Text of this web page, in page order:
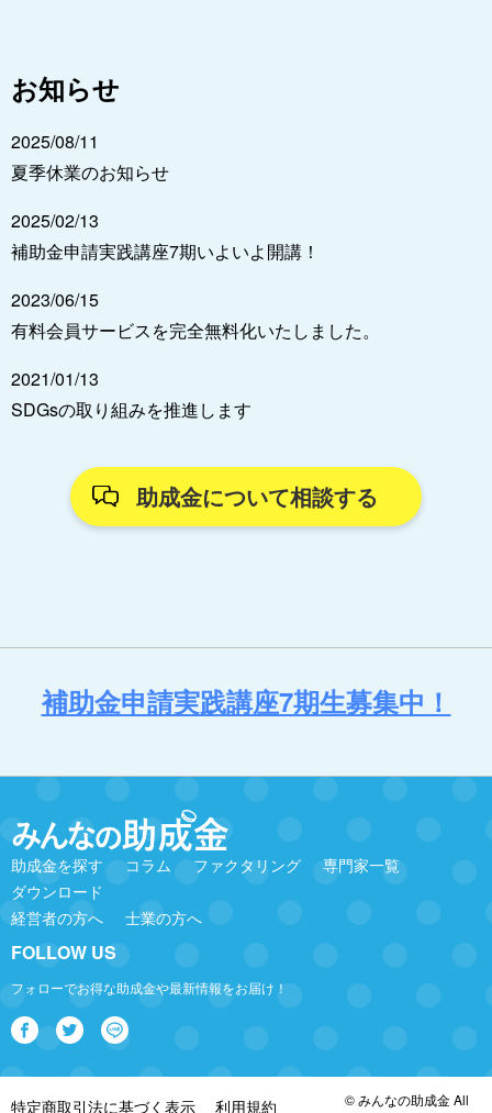
お知らせ
2025/08/11
夏季休業のお知らせ
2025/02/13
補助金申請実践講座7期いよいよ開講！
2023/06/15
有料会員サービスを完全無料化いたしました。
2021/01/13
SDGsの取り組みを推進します
助成金について相談する
補助金申請実践講座7期生募集中！
助成金を探す コラム ファクタリング
専門家一覧
ダウンロード
経営者の方へ
士業の方へ
FOLLOW US
フォローでお得な助成金や最新情報をお届け！
特定商取引法に基づく表示 利用規約 © みんなの助成金 All